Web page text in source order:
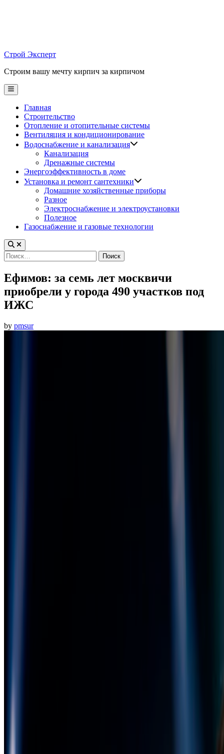
Строй Эксперт
Строим вашу мечту кирпич за кирпичом
Main
Menu
Главная
Строительство
Отопление и отопительные системы
Вентиляция и кондиционирование
Водоснабжение и канализация
Канализация
Дренажные системы
Энергоэффективность в доме
Установка и ремонт сантехники
Домашние хозяйственные приборы
Разное
Электроснабжение и электроустановки
Полезное
Газоснабжение и газовые технологии
Найти:
Ефимов: за семь лет москвичи
приобрели у города 490 участков под
ИЖС
by pmsur